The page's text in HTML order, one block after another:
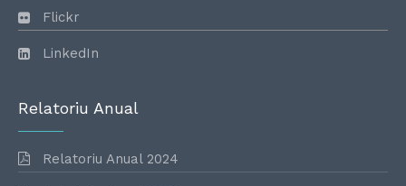
Flickr
LinkedIn
Relatoriu Anual
Relatoriu Anual 2024